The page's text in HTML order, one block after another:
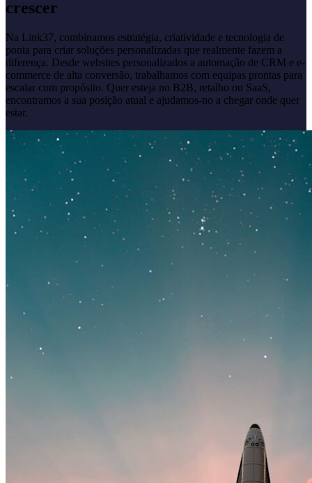
crescer
Na Link37, combinamos estratégia, criatividade e tecnologia de
ponta para criar soluções personalizadas que realmente fazem a
diferença. Desde websites personalizados a automação de CRM e e-
commerce de alta conversão, trabalhamos com equipas prontas para
escalar com propósito. Quer esteja no B2B, retalho ou SaaS,
encontramos a sua posição atual e ajudamos-no a chegar onde quer
estar.